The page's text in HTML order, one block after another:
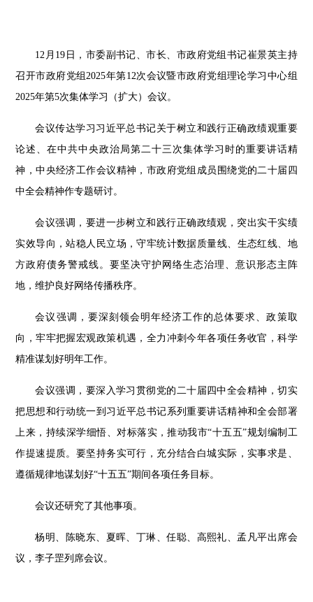
12 月 19 日，市委副书记、市长、市政府党组书记崔景英主持
召开市政府党组2025年第12次会议暨市政府党组理论学习中心组
2025年第5次集体学习（扩大）会议。
会议传达学习习近平总书记关于树立和践行正确政绩观重要
论述、在中共中央政治局第二十三次集体学习时的重要讲话精
神，中央经济工作会议精神，市政府党组成员围绕党的二十届四
中全会精神作专题研讨。
会议强调，要进一步树立和践行正确政绩观，突出实干实绩
实效导向，站稳人民立场，守牢统计数据质量线、生态红线、地
方政府债务警戒线。要坚决守护网络生态治理、意识形态主阵
地，维护良好网络传播秩序。
会议强调，要深刻领会明年经济工作的总体要求、政策取
向，牢牢把握宏观政策机遇，全力冲刺今年各项任务收官，科学
精准谋划好明年工作。
会议强调，要深入学习贯彻党的二十届四中全会精神，切实
把思想和行动统一到习近平总书记系列重要讲话精神和全会部署
上来，持续深学细悟、对标落实，推动我市“十五五”规划编制工
作提速提质。要坚持务实可行，充分结合白城实际，实事求是、
遵循规律地谋划好“十五五”期间各项任务目标。
会议还研究了其他事项。
杨明、陈晓东、夏晖、丁琳、任聪、高熙礼、孟凡平出席会
议，李子罡列席会议。